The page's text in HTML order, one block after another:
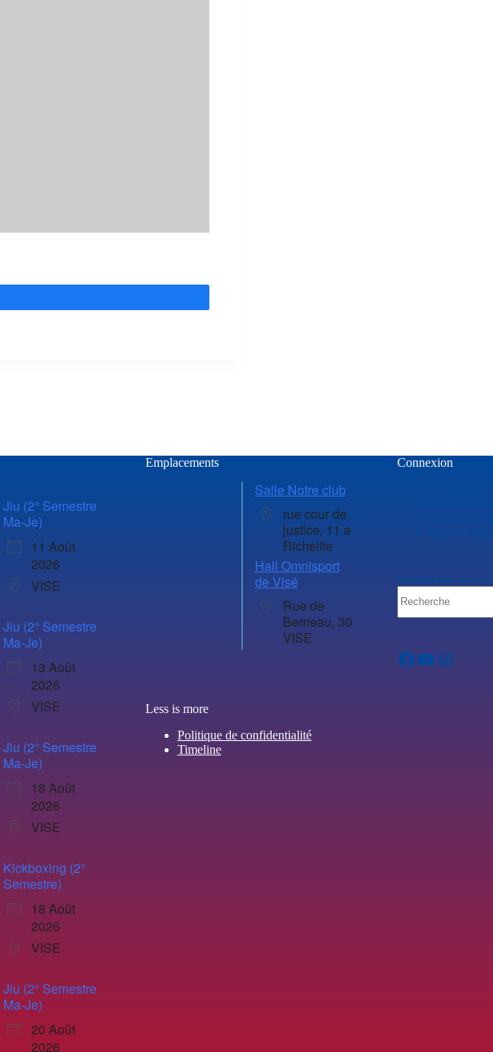
Jiu (2° Semestre
Ma-Je)
11 Août
2026
VISE
Jiu (2° Semestre
Ma-Je)
13 Août
2026
VISE
Jiu (2° Semestre
Ma-Je)
18 Août
2026
VISE
Kickboxing (2°
Semestre)
18 Août
2026
VISE
Jiu (2° Semestre
Ma-Je)
20 Août
2026
Emplacements
Salle Notre club
rue cour de
justice, 11 a
Richellle
Hall Omnisport
de Visé
Rue de
Berneau, 30
VISE
Less is more
Politique de confidentialité
Timeline
Connexion
Rechercher sur le
Facebook
YouTube